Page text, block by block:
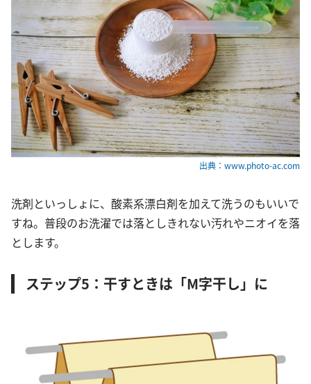
出典：www.photo-ac.com
洗剤といっしょに、酸素系漂白剤を加えて洗うのもいいで
すね。普段のお洗濯では落としきれない汚れやニオイを落
とします。
ステップ5：干すときは「M字干し」に